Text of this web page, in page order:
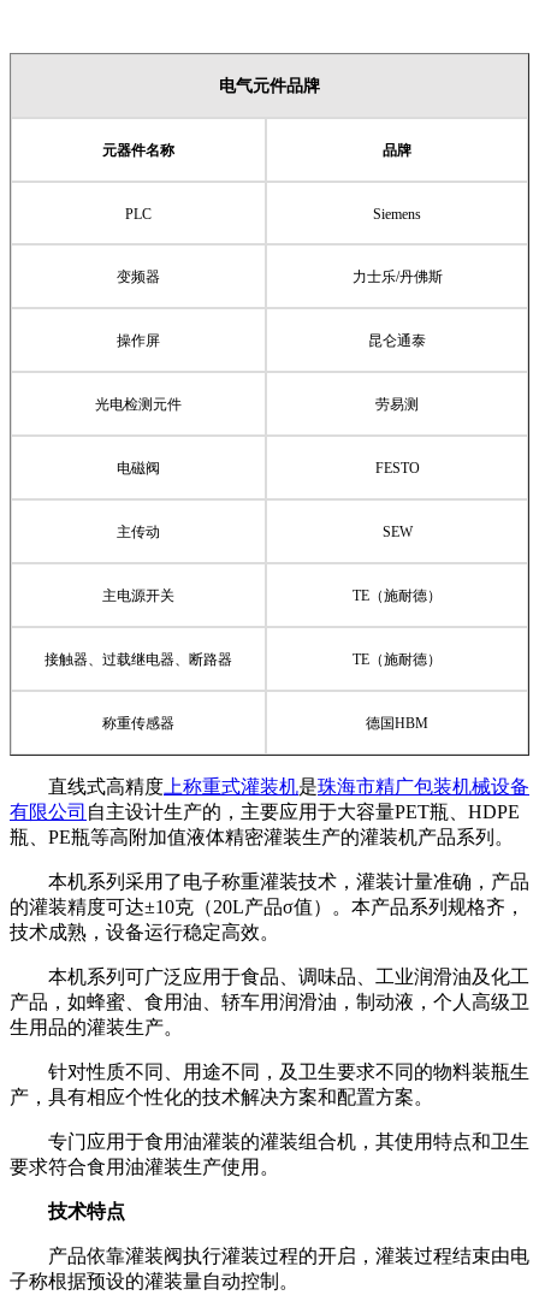
电气元件品牌
元器件名称 品牌
PLC Siemens
变频器 力士乐/丹佛斯
操作屏 昆仑通泰
光电检测元件 劳易测
电磁阀 FESTO
主传动 SEW
主电源开关 TE （施耐德）
接触器、过载继电器、断路器 TE （施耐德）
称重传感器 德国HBM
直线式高精度 上称重式灌装机是珠海市精广包装机械设备
有限公司 自主设计生产的，主要应用于大容量PET瓶、HDPE
瓶、PE瓶等高附加值液体精密灌装生产的灌装机产品系列。
本机系列采用了电子称重灌装技术，灌装计量准确，产品
的灌装精度可达±10克（20L产品σ值）。本产品系列规格齐，
技术成熟，设备运行稳定高效。
本机系列可广泛应用于食品、调味品、工业润滑油及化工
产品，如蜂蜜、食用油、轿车用润滑油，制动液，个人高级卫
生用品的灌装生产。
针对性质不同、用途不同，及卫生要求不同的物料装瓶生
产，具有相应个性化的技术解决方案和配置方案。
专门应用于食用油灌装的灌装组合机，其使用特点和卫生
要求符合食用油灌装生产使用。
技术特点
产品依靠灌装阀执行灌装过程的开启，灌装过程结束由电
子称根据预设的灌装量自动控制。